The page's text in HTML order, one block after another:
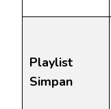
Playlist
Simpan